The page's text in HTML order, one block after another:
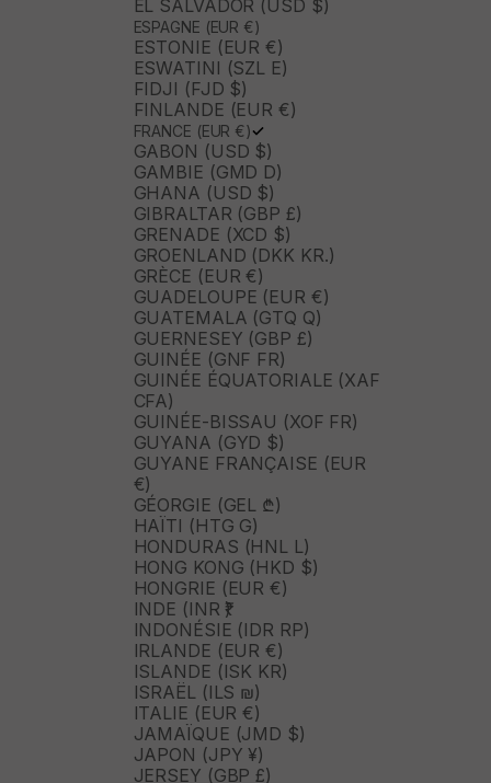
EL SALVADOR (USD $)
ESPAGNE (EUR €)
ESTONIE (EUR €)
ESWATINI (SZL E)
FIDJI (FJD $)
FINLANDE (EUR €)
FRANCE (EUR €)
GABON (USD $)
GAMBIE (GMD D)
GHANA (USD $)
GIBRALTAR (GBP £)
GRENADE (XCD $)
GROENLAND (DKK KR.)
GRÈCE (EUR €)
GUADELOUPE (EUR €)
GUATEMALA (GTQ Q)
GUERNESEY (GBP £)
GUINÉE (GNF FR)
GUINÉE ÉQUATORIALE (XAF
CFA)
GUINÉE-BISSAU (XOF FR)
GUYANA (GYD $)
GUYANE FRANÇAISE (EUR
€)
GÉORGIE (GEL ₾)
HAÏTI (HTG G)
HONDURAS (HNL L)
HONG KONG (HKD $)
HONGRIE (EUR €)
INDE (INR ₹)
INDONÉSIE (IDR RP)
IRLANDE (EUR €)
ISLANDE (ISK KR)
ISRAËL (ILS ₪)
ITALIE (EUR €)
JAMAÏQUE (JMD $)
JAPON (JPY ¥)
JERSEY (GBP £)